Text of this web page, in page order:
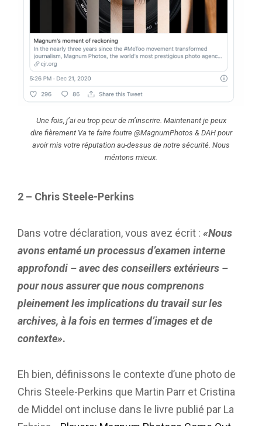
Une fois, j’ai eu trop peur de m’inscrire. Maintenant je peux
dire fièrement Va te faire foutre @MagnumPhotos & DAH pour
avoir mis votre réputation au-dessus de notre sécurité. Nous
méritons mieux.
2 – Chris Steele-Perkins
Dans votre déclaration, vous avez écrit : «Nous
avons entamé un processus d’examen interne
approfondi – avec des conseillers extérieurs –
pour nous assurer que nous comprenons
pleinement les implications du travail sur les
archives, à la fois en termes d’images et de
contexte».
Eh bien, définissons le contexte d’une photo de
Chris Steele-Perkins que Martin Parr et Cristina
de Middel ont incluse dans le livre publié par La